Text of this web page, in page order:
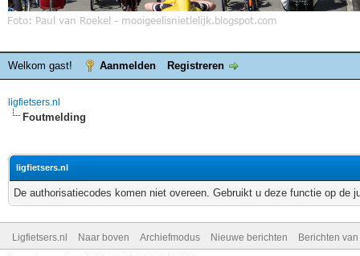
Welkom gast! Aanmelden Registreren
ligfietsers.nl
Foutmelding
ligfietsers.nl
De authorisatiecodes komen niet overeen. Gebruikt u deze functie op de
Ligfietsers.nl Naar boven Archiefmodus Nieuwe berichten Berichten